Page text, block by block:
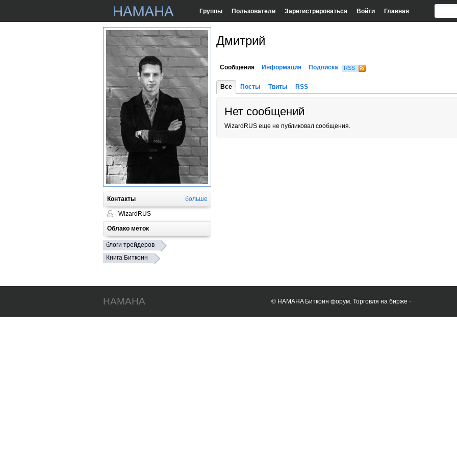
Группы Пользователи Зарегистрироваться Войти Главная
Контакты больше
WizardRUS
Облако меток
блоги трейдеров
Книга Биткоин
Дмитрий
Сообщения Информация Подписка RSS
Все Посты Твиты RSS
Нет сообщений
WizardRUS еще не публиковал сообщения.
HAMAHA © HAMAHA Биткоин форум. Торговля на бирже ·